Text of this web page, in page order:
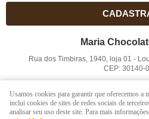
Maria
Rua dos Timbiras, 1940, loja 01 -
CEP: 30140-
LOJA VIRTUAL CRIADA POR
Usamos cookies para garantir que oferecemos a
inclui cookies de sites de redes sociais de
analisar seu uso deste site. Para mais